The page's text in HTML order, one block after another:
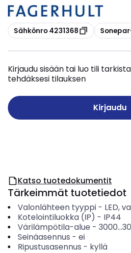
Kopioi
Sähkönro 4231368 Kopioi
Kirjaudu sisään tai luo tili
tehdäksesi tilauksen
Kirjaudu
Katso tuotedokumentit
Tärkeimmät tuotetiedot
Valonlähteen tyyppi- LED,
Kotelointiluokka (IP) - IP44
Värilämpötila-alue -
Seinäasennus - ei
Ripustusasennus - kyllä